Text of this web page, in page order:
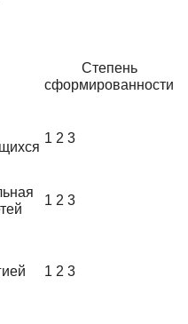
Степень
сформированности
1 2 3
1 2 3
1 2 3